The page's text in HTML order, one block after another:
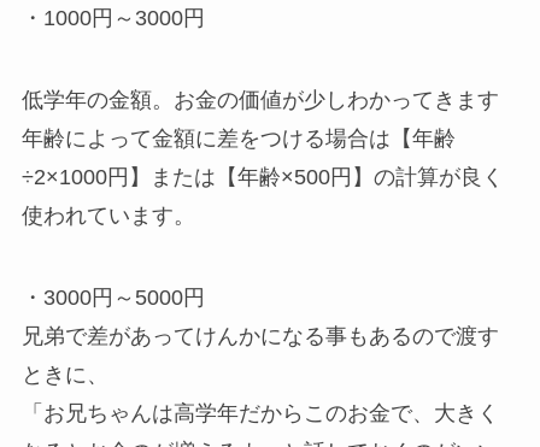
・1000円～3000円
低学年の金額。お金の価値が少しわかってきます
年齢によって金額に差をつける場合は【年齢
÷2×1000円】または【年齢×500円】の計算が良く
使われています。
・3000円～5000円
兄弟で差があってけんかになる事もあるので渡す
ときに、
「お兄ちゃんは高学年だからこのお金で、大きく